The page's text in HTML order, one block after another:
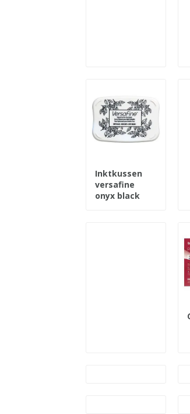
Inktkussen
versafine
onyx black